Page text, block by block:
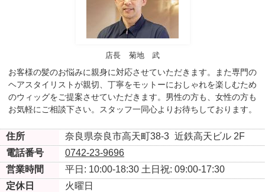
店長 菊地 武
お客様の髪のお悩みに親身に対応させていただきます。また専門の
ヘアスタイリストが親切、丁寧をモットーにおしゃれを楽しむため
のウィッグをご提案させていただきます。男性の方も、女性の方も
お気軽にご相談下さい。スタッフ一同心よりお待ちしております。
住所 奈良県奈良市高天町38-3 近鉄高天ビル 2F
電話番号
0742-23-9696
営業時間
平日: 10:00-18:30 土日祝: 09:00-17:30
定休日
火曜日